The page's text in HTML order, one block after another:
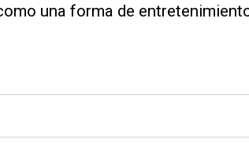
una forma de